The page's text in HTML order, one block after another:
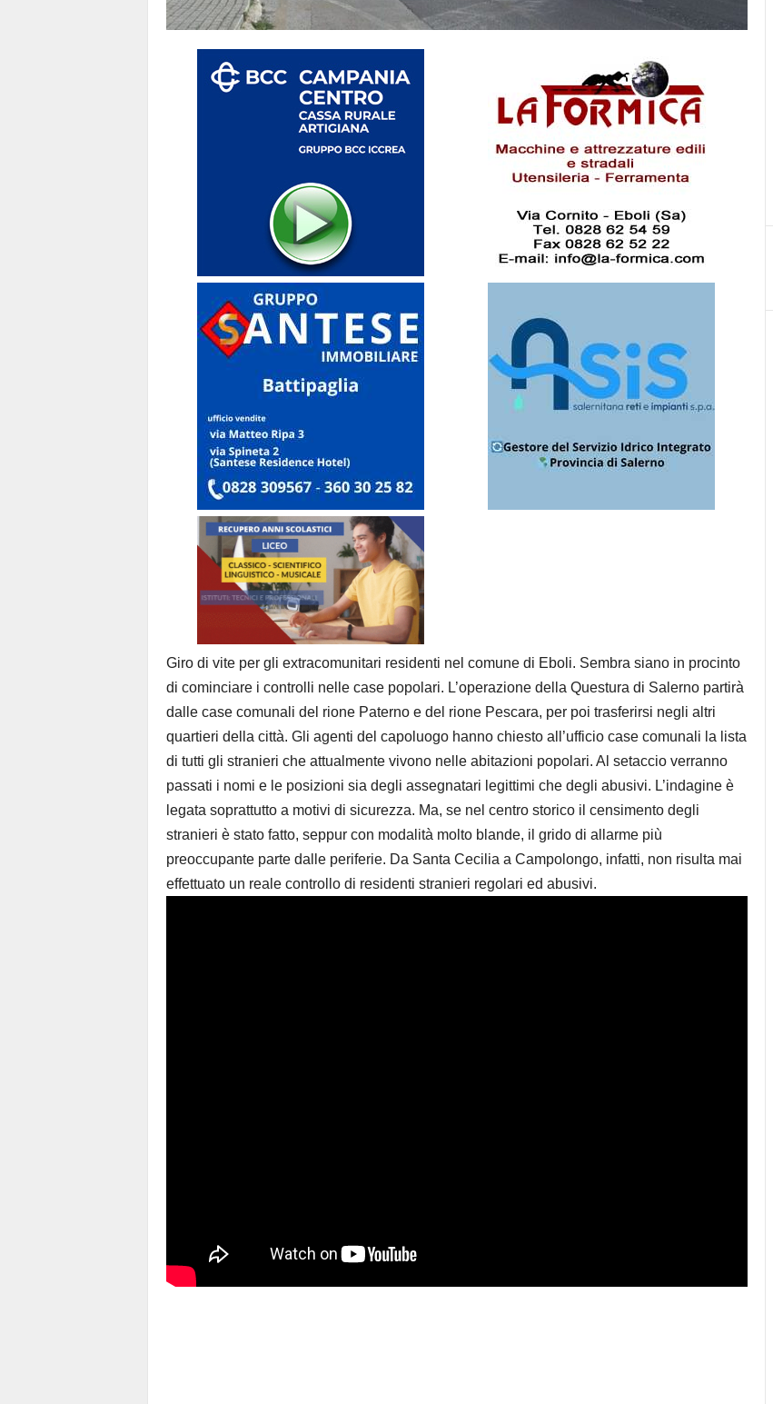
Giro di vite per gli extracomunitari residenti nel comune di Eboli. Sembra siano in procinto
di cominciare i controlli nelle case popolari. L’operazione della Questura di Salerno partirà
dalle case comunali del rione Paterno e del rione Pescara, per poi trasferirsi negli altri
quartieri della città. Gli agenti del capoluogo hanno chiesto all’ufficio case comunali la lista
di tutti gli stranieri che attualmente vivono nelle abitazioni popolari. Al setaccio verranno
passati i nomi e le posizioni sia degli assegnatari legittimi che degli abusivi. L’indagine è
legata soprattutto a motivi di sicurezza. Ma, se nel centro storico il censimento degli
stranieri è stato fatto, seppur con modalità molto blande, il grido di allarme più
preoccupante parte dalle periferie. Da Santa Cecilia a Campolongo, infatti, non risulta mai
effettuato un reale controllo di residenti stranieri regolari ed abusivi.